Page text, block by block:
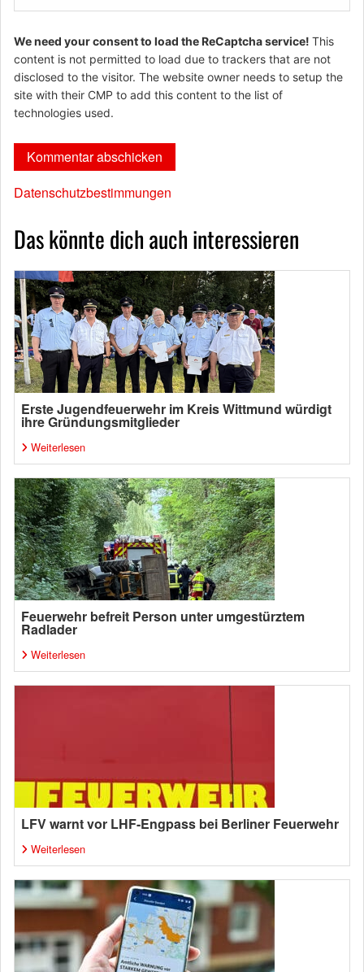
We need your consent to load the ReCaptcha service! This
content is not permitted to load due to trackers that are not
disclosed to the visitor. The website owner needs to setup the
site with their CMP to add this content to the list of
technologies used.
Datenschutzbestimmungen
Das könnte dich auch interessieren
Erste Jugendfeuerwehr im Kreis Wittmund würdigt
ihre Gründungsmitglieder
Weiterlesen
Feuerwehr befreit Person unter umgestürztem
Radlader
Weiterlesen
LFV warnt vor LHF-Engpass bei Berliner Feuerwehr
Weiterlesen